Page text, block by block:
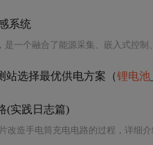
系统
是一个融合了能源采集、嵌入式控
站选择最优供电方案（锂电池
(实践日志篇)
改造手电筒充电电路的过程，详细